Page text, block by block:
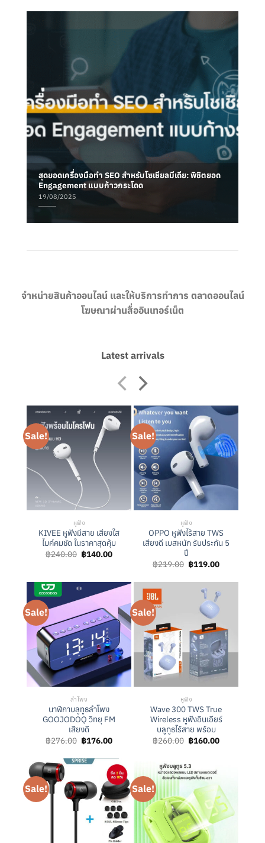
สุดยอดเครื่องมือทำ SEO สำหรับโซเชียลมีเดีย: พิชิตยอด
Engagement แบบก้าวกระโดด
19/08/2025
จำหน่ายสินค้าออนไลน์ และให้บริการทำการ ตลาดออนไลน์
โฆษณาผ่านสื่ออินเทอร์เน็ต
Latest arrivals
Sale!
หูฟัง
KIVEE หูฟังมีสาย เสียงใส
ไมค์คมชัด ในราคาสุดคุ้ม
฿240.00 Original
price
฿140.00Current
Sale!
หูฟัง
OPPO หูฟังไร้สาย TWS
เสียงดี เบสหนัก รับประกัน 5
ปี
฿219.00 Original
price
฿219.00.
฿119.00Current
Sale!
ลำโพง
นาฬิกาบลูทูธลำโพง
GOOJODOQ วิทยุ FM
เสียงดี
฿276.00 Original
price
฿276.00.
฿176.00Current
฿176.00.
Sale!
หูฟัง
Wave 300 TWS True
Wireless หูฟังอินเอียร์
บลูทูธไร้สาย พร้อม
฿260.00 Original
price
฿260.00.
฿160.00Current
Sale! Sale!